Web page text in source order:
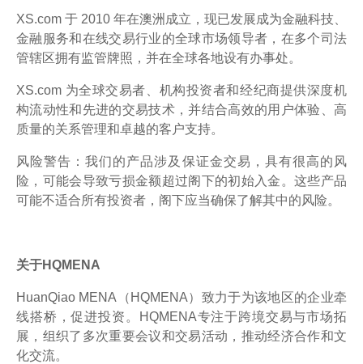
XS.com 于 2010 年在澳洲成立，现已发展成为金融科技、
金融服务和在线交易行业的全球市场领导者，在多个司法
管辖区拥有监管牌照，并在全球各地设有办事处。
XS.com 为全球交易者、机构投资者和经纪商提供深度机
构流动性和先进的交易技术，并结合高效的用户体验、高
质量的关系管理和卓越的客户支持。
风险警告：我们的产品涉及保证金交易，具有很高的风
险，可能会导致亏损金额超过阁下的初始入金。这些产品
可能不适合所有投资者，阁下应当确保了解其中的风险。
关于HQMENA
HuanQiao MENA（HQMENA）致力于为该地区的企业牵
线搭桥，促进投资。HQMENA专注于跨境交易与市场拓
展，组织了多次重要会议和交易活动，推动经济合作和文
化交流。